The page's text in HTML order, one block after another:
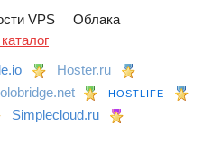
VPS
Облака
Hoster.ru
HOSTLIFE
Simplecloud.ru